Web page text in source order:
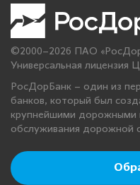
©2000–2026 ПАО
Универсальная лицензия
РосДорБанк – один из
банков, который был
крупнейшими дорожными
обслуживания дорожной